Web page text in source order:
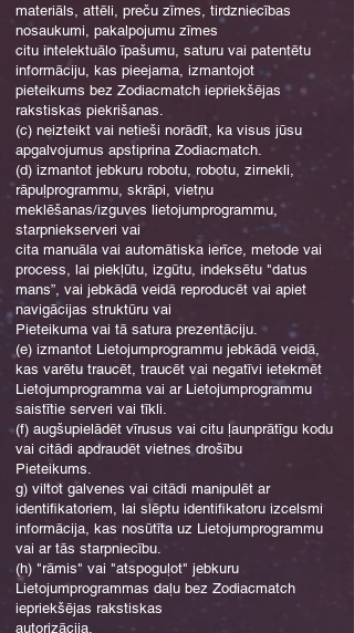
materiāls, attēli, preču zīmes, tirdzniecības
nosaukumi, pakalpojumu zīmes
citu intelektuālo īpašumu, saturu vai patentētu
informāciju, kas pieejama, izmantojot
pieteikums bez Zodiacmatch iepriekšējas
rakstiskas piekrišanas.
(c) neizteikt vai netieši norādīt, ka visus jūsu
apgalvojumus apstiprina Zodiacmatch.
(d) izmantot jebkuru robotu, robotu, zirnekli,
rāpuļprogrammu, skrāpi, vietņu
meklēšanas/izguves lietojumprogrammu,
starpniekserveri vai
cita manuāla vai automātiska ierīce, metode vai
process, lai piekļūtu, izgūtu, indeksētu "datus
mans”, vai jebkādā veidā reproducēt vai apiet
navigācijas struktūru vai
Pieteikuma vai tā satura prezentāciju.
(e) izmantot Lietojumprogrammu jebkādā veidā,
kas varētu traucēt, traucēt vai negatīvi ietekmēt
Lietojumprogramma vai ar Lietojumprogrammu
saistītie serveri vai tīkli.
(f) augšupielādēt vīrusus vai citu ļaunprātīgu kodu
vai citādi apdraudēt vietnes drošību
Pieteikums.
g) viltot galvenes vai citādi manipulēt ar
identifikatoriem, lai slēptu identifikatoru izcelsmi
informācija, kas nosūtīta uz Lietojumprogrammu
vai ar tās starpniecību.
(h) "rāmis" vai "atspoguļot" jebkuru
Lietojumprogrammas daļu bez Zodiacmatch
iepriekšējas rakstiskas
autorizācija.